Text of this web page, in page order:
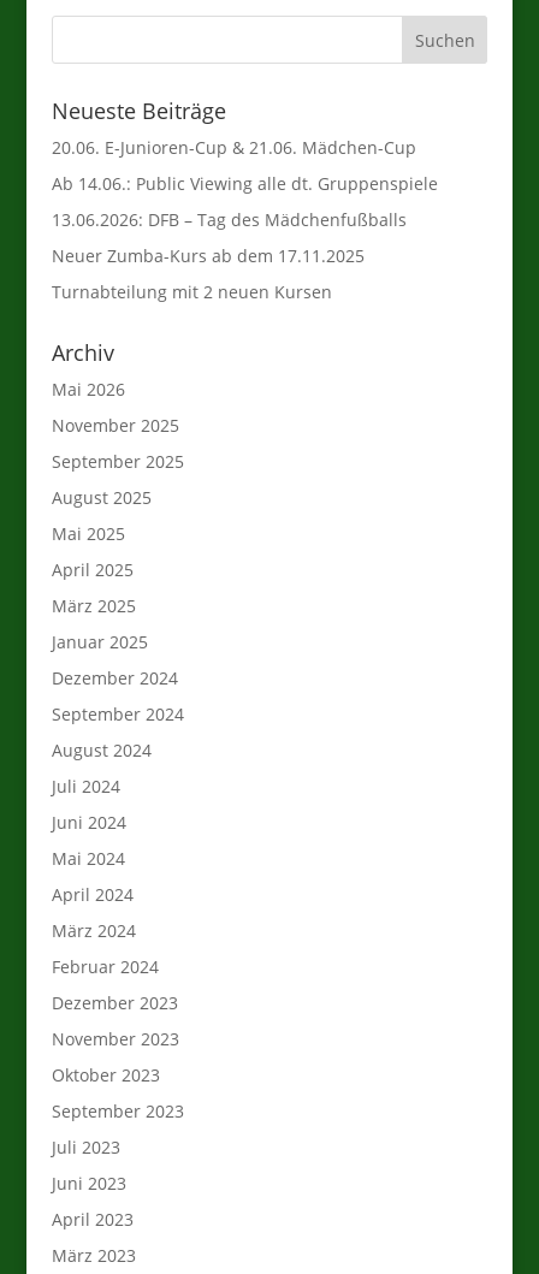
Neueste Beiträge
20.06. E-Junioren-Cup & 21.06. Mädchen-Cup
Ab 14.06.: Public Viewing alle dt. Gruppenspiele
13.06.2026: DFB – Tag des Mädchenfußballs
Neuer Zumba-Kurs ab dem 17.11.2025
Turnabteilung mit 2 neuen Kursen
Archiv
Mai 2026
November 2025
September 2025
August 2025
Mai 2025
April 2025
März 2025
Januar 2025
Dezember 2024
September 2024
August 2024
Juli 2024
Juni 2024
Mai 2024
April 2024
März 2024
Februar 2024
Dezember 2023
November 2023
Oktober 2023
September 2023
Juli 2023
Juni 2023
April 2023
März 2023